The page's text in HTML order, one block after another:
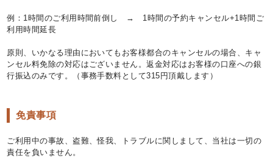
例：1時間のご利用時間前倒し → 1時間の予約キャンセル+1時間ご
利用時間延長
原則、いかなる理由においてもお客様都合のキャンセルの場合、キャ
ンセル料免除の対応はございません。返金対応はお客様の口座への銀
行振込のみです。（事務手数料として315円頂戴します）
免責事項
ご利用中の事故、盗難、怪我、トラブルに関しまして、当社は一切の
責任を負いません。